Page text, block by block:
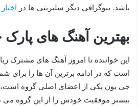
باشد. بیوگرافی دیگر سلبریتی ها در
بهترین آهنگ های
این خواننده تا امروز آهنگ های مشترک
است که در ادامه برترین آن ها را برای
جی یون یکی از اعضای اصلی گروه است،
بیشتر موفقیت خودش را از این گروه می